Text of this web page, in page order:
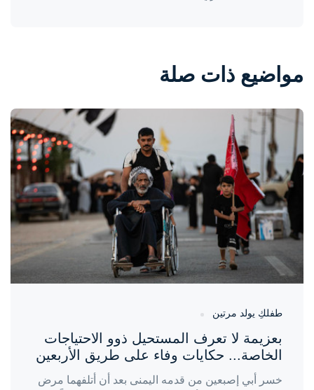
مواضيع ذات صلة
واحة المرأة
منذ 19 ساعة
طفلكِ يولد مرتين
بعزيمة لا تعرف المستحيل ذوو الاحتياجات
الخاصة... حكايات وفاء على طريق الأربعين
خسر أبي إصبعين من قدمه اليمنى بعد أن أتلفهما مرض